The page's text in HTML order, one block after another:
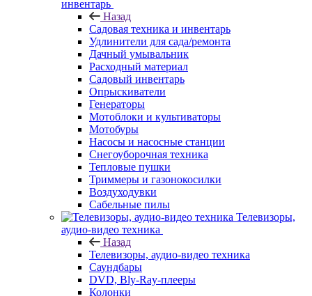
инвентарь
Назад
Садовая техника и инвентарь
Удлинители для сада/ремонта
Дачный умывальник
Расходный материал
Садовый инвентарь
Опрыскиватели
Генераторы
Мотоблоки и культиваторы
Мотобуры
Насосы и насосные станции
Снегоуборочная техника
Тепловые пушки
Триммеры и газонокосилки
Воздуходувки
Сабельные пилы
Телевизоры,
аудио-видео техника
Назад
Телевизоры, аудио-видео техника
Саундбары
DVD, Bly-Ray-плееры
Колонки